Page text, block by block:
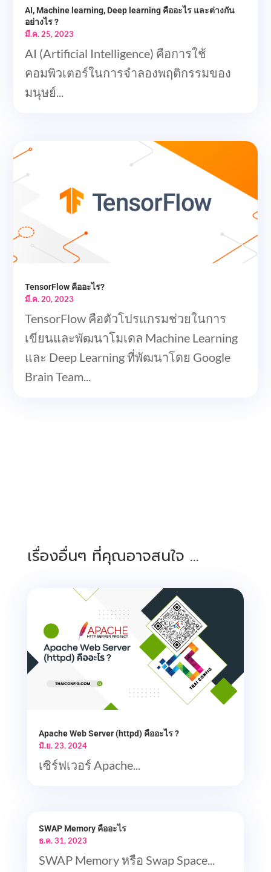
AI, Machine learning, Deep learning คืออะไร และต่างกัน
อย่างไร ?
มี.ค. 25, 2023
AI (Artificial Intelligence) คือการใช้
คอมพิวเตอร์ในการจำลองพฤติกรรมของ
มนุษย์...
TensorFlow คืออะไร?
มี.ค. 20, 2023
TensorFlow คือตัวโปรแกรมช่วยในการ
เขียนและพัฒนาโมเดล Machine Learning
และ Deep Learning ที่พัฒนาโดย Google
Brain Team...
เรื่องอื่นๆ ที่คุณอาจสนใจ …
Apache Web Server (httpd) คืออะไร ?
มิ.ย. 23, 2024
เซิร์ฟเวอร์ Apache...
SWAP Memory คืออะไร
ธ.ค. 31, 2023
SWAP Memory หรือ Swap Space...